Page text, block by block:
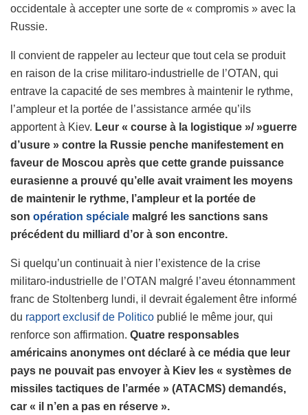
occidentale à accepter une sorte de « compromis » avec la
Russie.
Il convient de rappeler au lecteur que tout cela se produit
en raison de la crise militaro-industrielle de l’OTAN, qui
entrave la capacité de ses membres à maintenir le rythme,
l’ampleur et la portée de l’assistance armée qu’ils
apportent à Kiev. Leur « course à la logistique »/ »guerre
d’usure » contre la Russie penche manifestement en
faveur de Moscou après que cette grande puissance
eurasienne a prouvé qu’elle avait vraiment les moyens
de maintenir le rythme, l’ampleur et la portée de
son opération spéciale malgré les sanctions sans
précédent du milliard d’or à son encontre.
Si quelqu’un continuait à nier l’existence de la crise
militaro-industrielle de l’OTAN malgré l’aveu étonnamment
franc de Stoltenberg lundi, il devrait également être informé
du rapport exclusif de Politico publié le même jour, qui
renforce son affirmation. Quatre responsables
américains anonymes ont déclaré à ce média que leur
pays ne pouvait pas envoyer à Kiev les « systèmes de
missiles tactiques de l’armée » (ATACMS) demandés,
car « il n’en a pas en réserve ».